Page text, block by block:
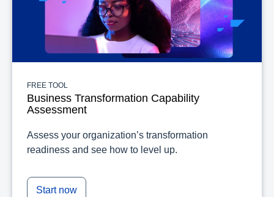
FREE TOOL
Business Transformation Capability
Assessment
Assess your organization’s transformation
readiness and see how to level up.
Start now